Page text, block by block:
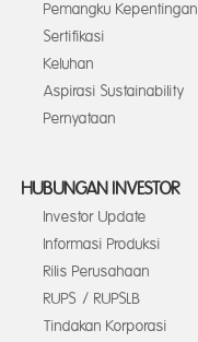
Pemangku Kepentingan
Sertifikasi
Keluhan
Aspirasi Sustainability
Pernyataan
HUBUNGAN INVESTOR
Investor Update
Informasi Produksi
Rilis Perusahaan
RUPS / RUPSLB
Tindakan Korporasi